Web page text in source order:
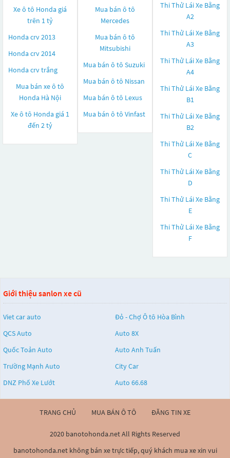
Xe ô tô Honda giá
trên 1 tỷ
Honda crv 2013
Honda crv 2014
Honda crv trắng
Mua bán xe ô tô
Honda Hà Nội
Xe ô tô Honda giá 1
đến 2 tỷ
Mua bán ô tô
Mercedes
Mua bán ô tô
Mitsubishi
Mua bán ô tô Suzuki
Mua bán ô tô Nissan
Mua bán ô tô Lexus
Mua bán ô tô Vinfast
Thi Thử Lái Xe Bằng
A2
Thi Thử Lái Xe Bằng
A3
Thi Thử Lái Xe Bằng
A4
Thi Thử Lái Xe Bằng
B1
Thi Thử Lái Xe Bằng
B2
Thi Thử Lái Xe Bằng
C
Thi Thử Lái Xe Bằng
D
Thi Thử Lái Xe Bằng
E
Thi Thử Lái Xe Bằng
F
Giới thiệu sanlon xe cũ
Viet car auto
Đỏ - Chợ Ô tô Hòa Bình
QCS Auto
Auto 8X
Quốc Toản Auto
Auto Anh Tuấn
Trường Mạnh Auto
City Car
DNZ Phố Xe Lướt
Auto 66.68
TRANG CHỦ MUA BÁN Ô TÔ ĐĂNG TIN XE
2020 banotohonda.net All Rights Reserved
banotohonda.net không bán xe trực tiếp, quý khách mua xe xin vui